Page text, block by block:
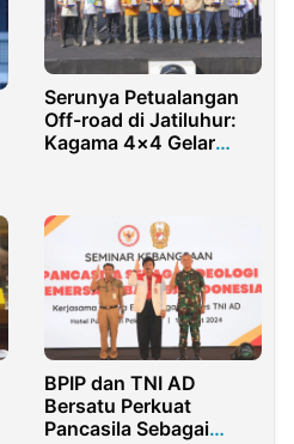
Serunya Petualangan
Off-road di Jatiluhur:
Kagama 4×4 Gelar
dan Pariwisata
BPIP dan TNI AD
Bersatu Perkuat
Pancasila Sebagai